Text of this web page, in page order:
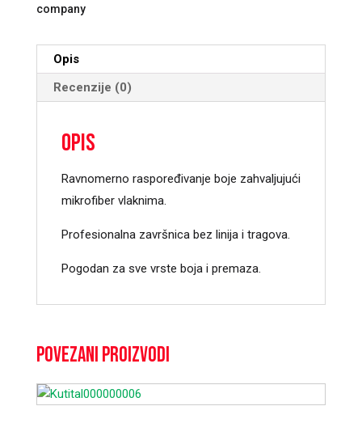
/72235
company
Opis
Recenzije (0)
Opis
Ravnomerno raspoređivanje boje zahvaljujući
mikrofiber vlaknima.
Profesionalna završnica bez linija i tragova.
Pogodan za sve vrste boja i premaza.
Povezani proizvodi